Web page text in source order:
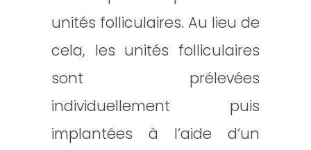
unités folliculaires. Au lieu de
cela, les unités folliculaires
sont prélevées
individuellement puis
implantées à l’aide d’un